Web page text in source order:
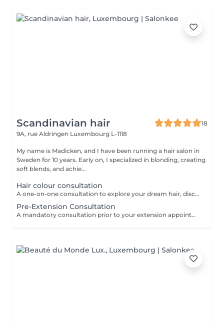
Scandinavian hair
18
9A, rue Aldringen Luxembourg L-1118
My name is Madicken, and I have been running a hair salon in
Sweden for 10 years. Early on, I specialized in blonding, creating
soft blends, and achie...
Hair colour consultation
A one-on-one consultation to explore your dream hair, discuss colour possibilities, pricing, and create a tailored plan to achieve the best result for you.
Pre-Extension Consultation
A mandatory consultation prior to your extension appointment. During this session we will assess your hair, discuss your desired look, color match, and determine the right amount of hair needed. This ensures a flawless result and allows us to order the perfect extensions for you. Please note: installation cannot be booked without a consultation first